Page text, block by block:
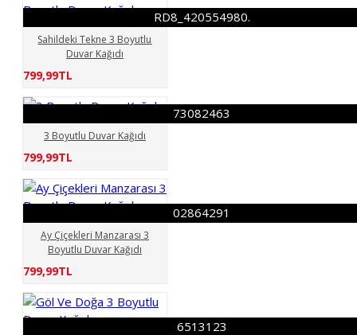
Magzeme 3 Boyutlu Duvar
Kağıdı
Magzemeler 3
Boyutlu Duvar Kağıdı
Kağıdı
RD6_624493301
RD8_420554980.
RD8_420554980.
Sahildeki Tekne 3 Boyutlu
Duvar Kağıdı
799,99TL
73082463
3 Boyutlu Duvar Kağıdı
799,99TL
02864291
Ay Çiçekleri Manzarası 3
Boyutlu Duvar Kağıdı
799,99TL
6513123